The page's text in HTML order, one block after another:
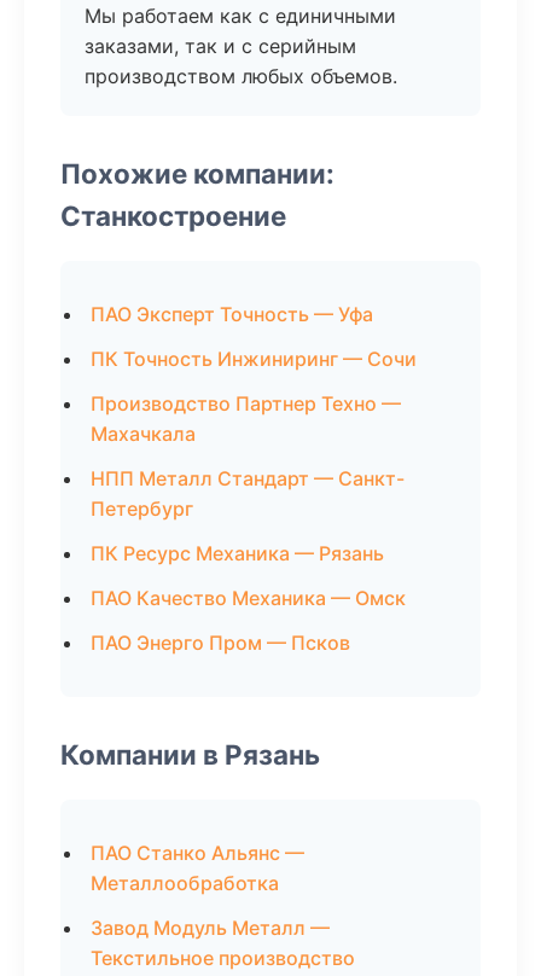
Мы работаем как с единичными
заказами, так и с серийным
производством любых объемов.
Похожие компании:
Станкостроение
ПАО Эксперт Точность — Уфа
ПК Точность Инжиниринг — Сочи
Производство Партнер Техно —
Махачкала
НПП Металл Стандарт — Санкт-
Петербург
ПК Ресурс Механика — Рязань
ПАО Качество Механика — Омск
ПАО Энерго Пром — Псков
Компании в Рязань
ПАО Станко Альянс —
Металлообработка
Завод Модуль Металл —
Текстильное производство